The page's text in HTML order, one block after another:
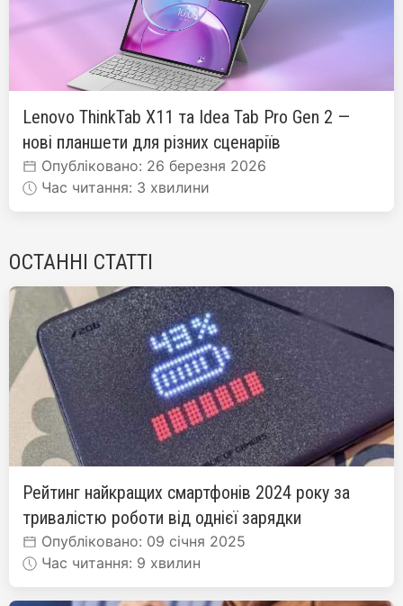
Lenovo ThinkTab X11 та Idea Tab Pro Gen 2 —
нові планшети для різних сценаріїв
Опубліковано: 26 березня 2026
Час читання: 3 хвилини
ОСТАННІ СТАТТІ
Рейтинг найкращих смартфонів 2024 року за
тривалістю роботи від однієї зарядки
Опубліковано: 09 січня 2025
Час читання: 9 хвилин